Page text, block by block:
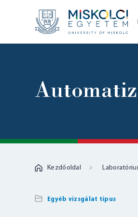
Kezdőoldal
Egyéb vizsgálat típus